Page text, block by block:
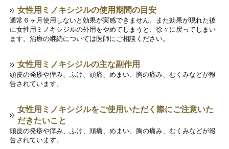
女性用ミノキシジルの使用期間の目安
通常６ヶ月使用しないと効果が実感できません。また効果が現れた後
に女性用ミノキシジルの外用をやめてしまうと、徐々に戻ってしまい
ます。治療の継続については医師にご相談ください。
女性用ミノキシジルの主な副作用
頭皮の発疹や痒み、ふけ、頭痛、めまい、胸の痛み、むくみなどが報
告されています。
女性用ミノキシジルをご使用いただく際にご注意いた
だきたいこと
頭皮の発疹や痒み、ふけ、頭痛、めまい、胸の痛み、むくみなどが報
告されています。